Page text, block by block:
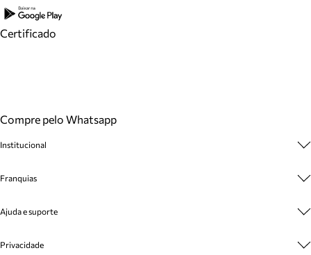
Certificado
Compre pelo Whatsapp
Institucional
Cashback
Venda Corporativa
Franquias
Plano de Negócio
Ajuda e suporte
Privacidade